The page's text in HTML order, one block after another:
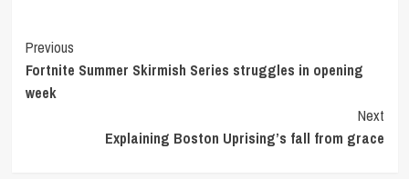
Post
Navigation
Previous
Fortnite Summer Skirmish Series struggles in opening
week
Next
Explaining Boston Uprising’s fall from grace